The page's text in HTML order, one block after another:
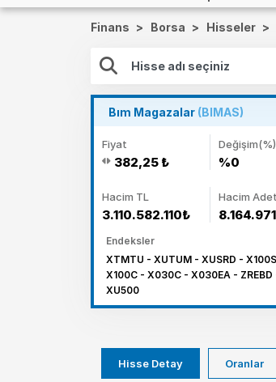
Finans > Borsa > Hisseler >
Bım Magazalar (BIMAS)
Fiyat
382,25 ₺
Değişim(%)
%0
Hacim TL
3.110.582.110₺
Hacim Adet
8.164.971
Endeksler
XTMTU - XUTUM - XUSRD -
X100C - X030C - X030EA -
XU500
Hisse Detay Oranlar